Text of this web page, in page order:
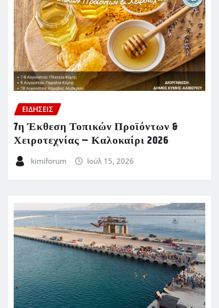
ΕΙΔΗΣΕΙΣ
7η Έκθεση Τοπικών Προϊόντων &
Χειροτεχνίας – Καλοκαίρι 2026
kimiforum Ιούλ 15, 2026